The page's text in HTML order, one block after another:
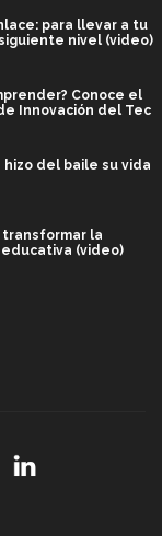
para llevar a tu
nivel (video)
Conoce el
Innovación del Tec
hizo del baile su vida
transformar la
(video)
2026! (video)